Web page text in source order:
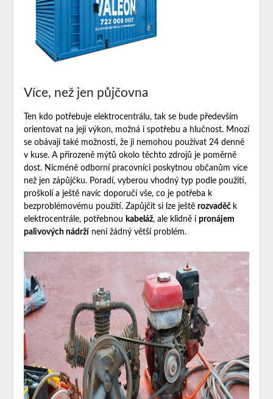
Více, než jen půjčovna
Ten kdo potřebuje elektrocentrálu, tak se bude především
orientovat na její výkon, možná i spotřebu a hlučnost. Mnozí
se obávají také možnosti, že ji nemohou používat 24 denně
v kuse. A přirozeně mýtů okolo těchto zdrojů je poměrně
dost. Nicméně odborní pracovníci poskytnou občanům více
než jen zápůjčku. Poradí, vyberou vhodný typ podle použití,
proškolí a ještě navíc doporučí vše, co je potřeba k
bezproblémovému použití. Zapůjčit si lze ještě rozvaděč k
elektrocentrále, potřebnou kabeláž, ale klidně i pronájem
palivových nádrží není žádný větší problém.